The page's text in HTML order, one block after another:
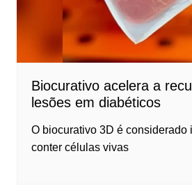
Biocurativo acelera a
lesões em diabéticos
O biocurativo 3D é considerado
conter células vivas